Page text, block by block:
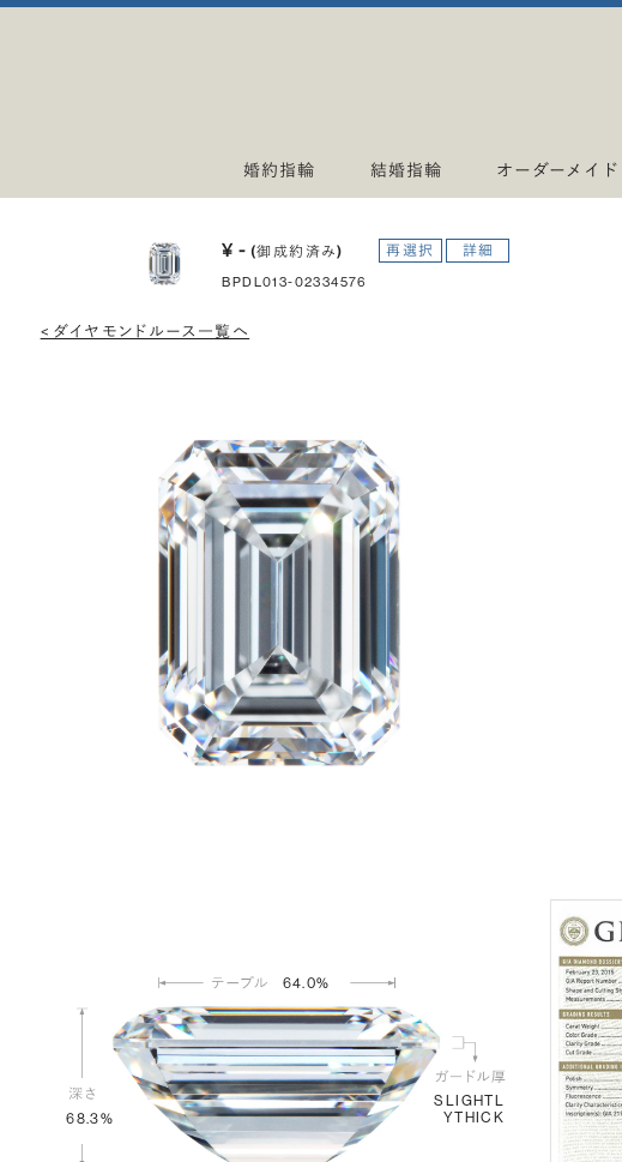
婚約指輪 結婚指輪 オーダーメイド
¥ -(御成約済み) 再選択 詳細
BPDL013-02334576
< ダイヤモンドルース一覧へ
68.3%
64.0%
SLIGHTL
YTHICK